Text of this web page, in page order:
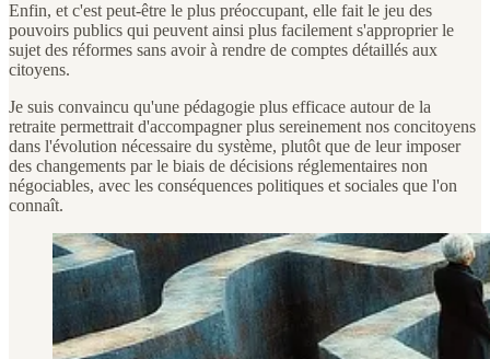
Enfin, et c'est peut-être le plus préoccupant, elle fait le jeu des
pouvoirs publics qui peuvent ainsi plus facilement s'approprier le
sujet des réformes sans avoir à rendre de comptes détaillés aux
citoyens.
Je suis convaincu qu'une pédagogie plus efficace autour de la
retraite permettrait d'accompagner plus sereinement nos concitoyens
dans l'évolution nécessaire du système, plutôt que de leur imposer
des changements par le biais de décisions réglementaires non
négociables, avec les conséquences politiques et sociales que l'on
connaît.